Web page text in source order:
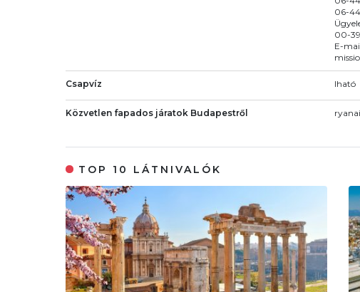
06-
00-
E-
Csapvíz Iható
Közvetlen fapados járatok Budapestről
TOP 10 LÁTNIVALÓK